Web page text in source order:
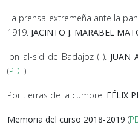
La prensa extremeña ante la
1919. JACINTO J. MARABEL
Ibn al-sid de Badajoz (II). JUAN
(PDF)
Por tierras de la cumbre. FÉLIX
Memoria del curso 2018-2019 (